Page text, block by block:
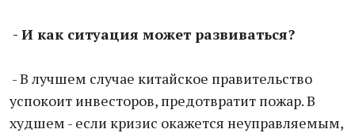
- И как ситуация может развиваться?
- В лучшем случае китайское правительство
успокоит инвесторов, предотвратит пожар. В
худшем - если кризис окажется неуправляемым,